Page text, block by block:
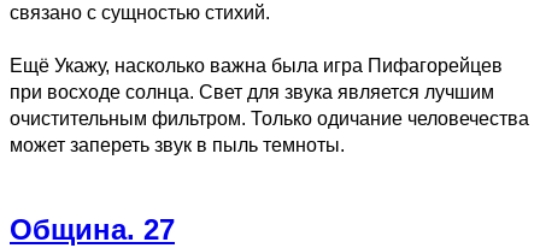
связано с сущностью стихий.
Ещё Укажу, насколько важна была игра Пифагорейцев
при восходе солнца. Свет для звука является лучшим
очистительным фильтром. Только одичание человечества
может запереть звук в пыль темноты.
Община. 27